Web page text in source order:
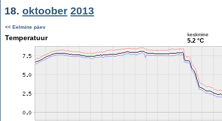
18. oktoober 2013
<< Eelmine päev
Temperatuur keskmine
5.2 °C